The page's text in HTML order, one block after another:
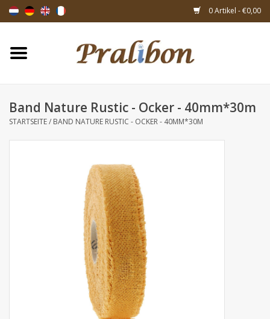
0 Artikel - €0,00
Startseite
Taschen & Beuteln
Verpackungsmaterialien
Band Nature Rustic - Ocker - 40mm*30m
STARTSEITE/ BAND NATURE RUSTIC - OCKER - 40MM*30M